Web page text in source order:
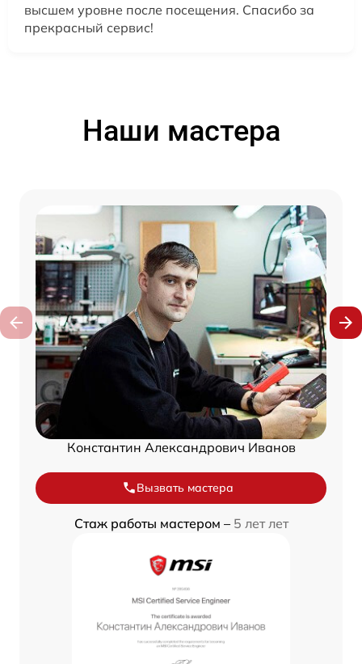
высшем уровне после посещения. Спасибо за
прекрасный сервис!
Наши мастера
Константин Александрович Иванов
Вызвать мастера
Стаж работы мастером – 5 лет лет